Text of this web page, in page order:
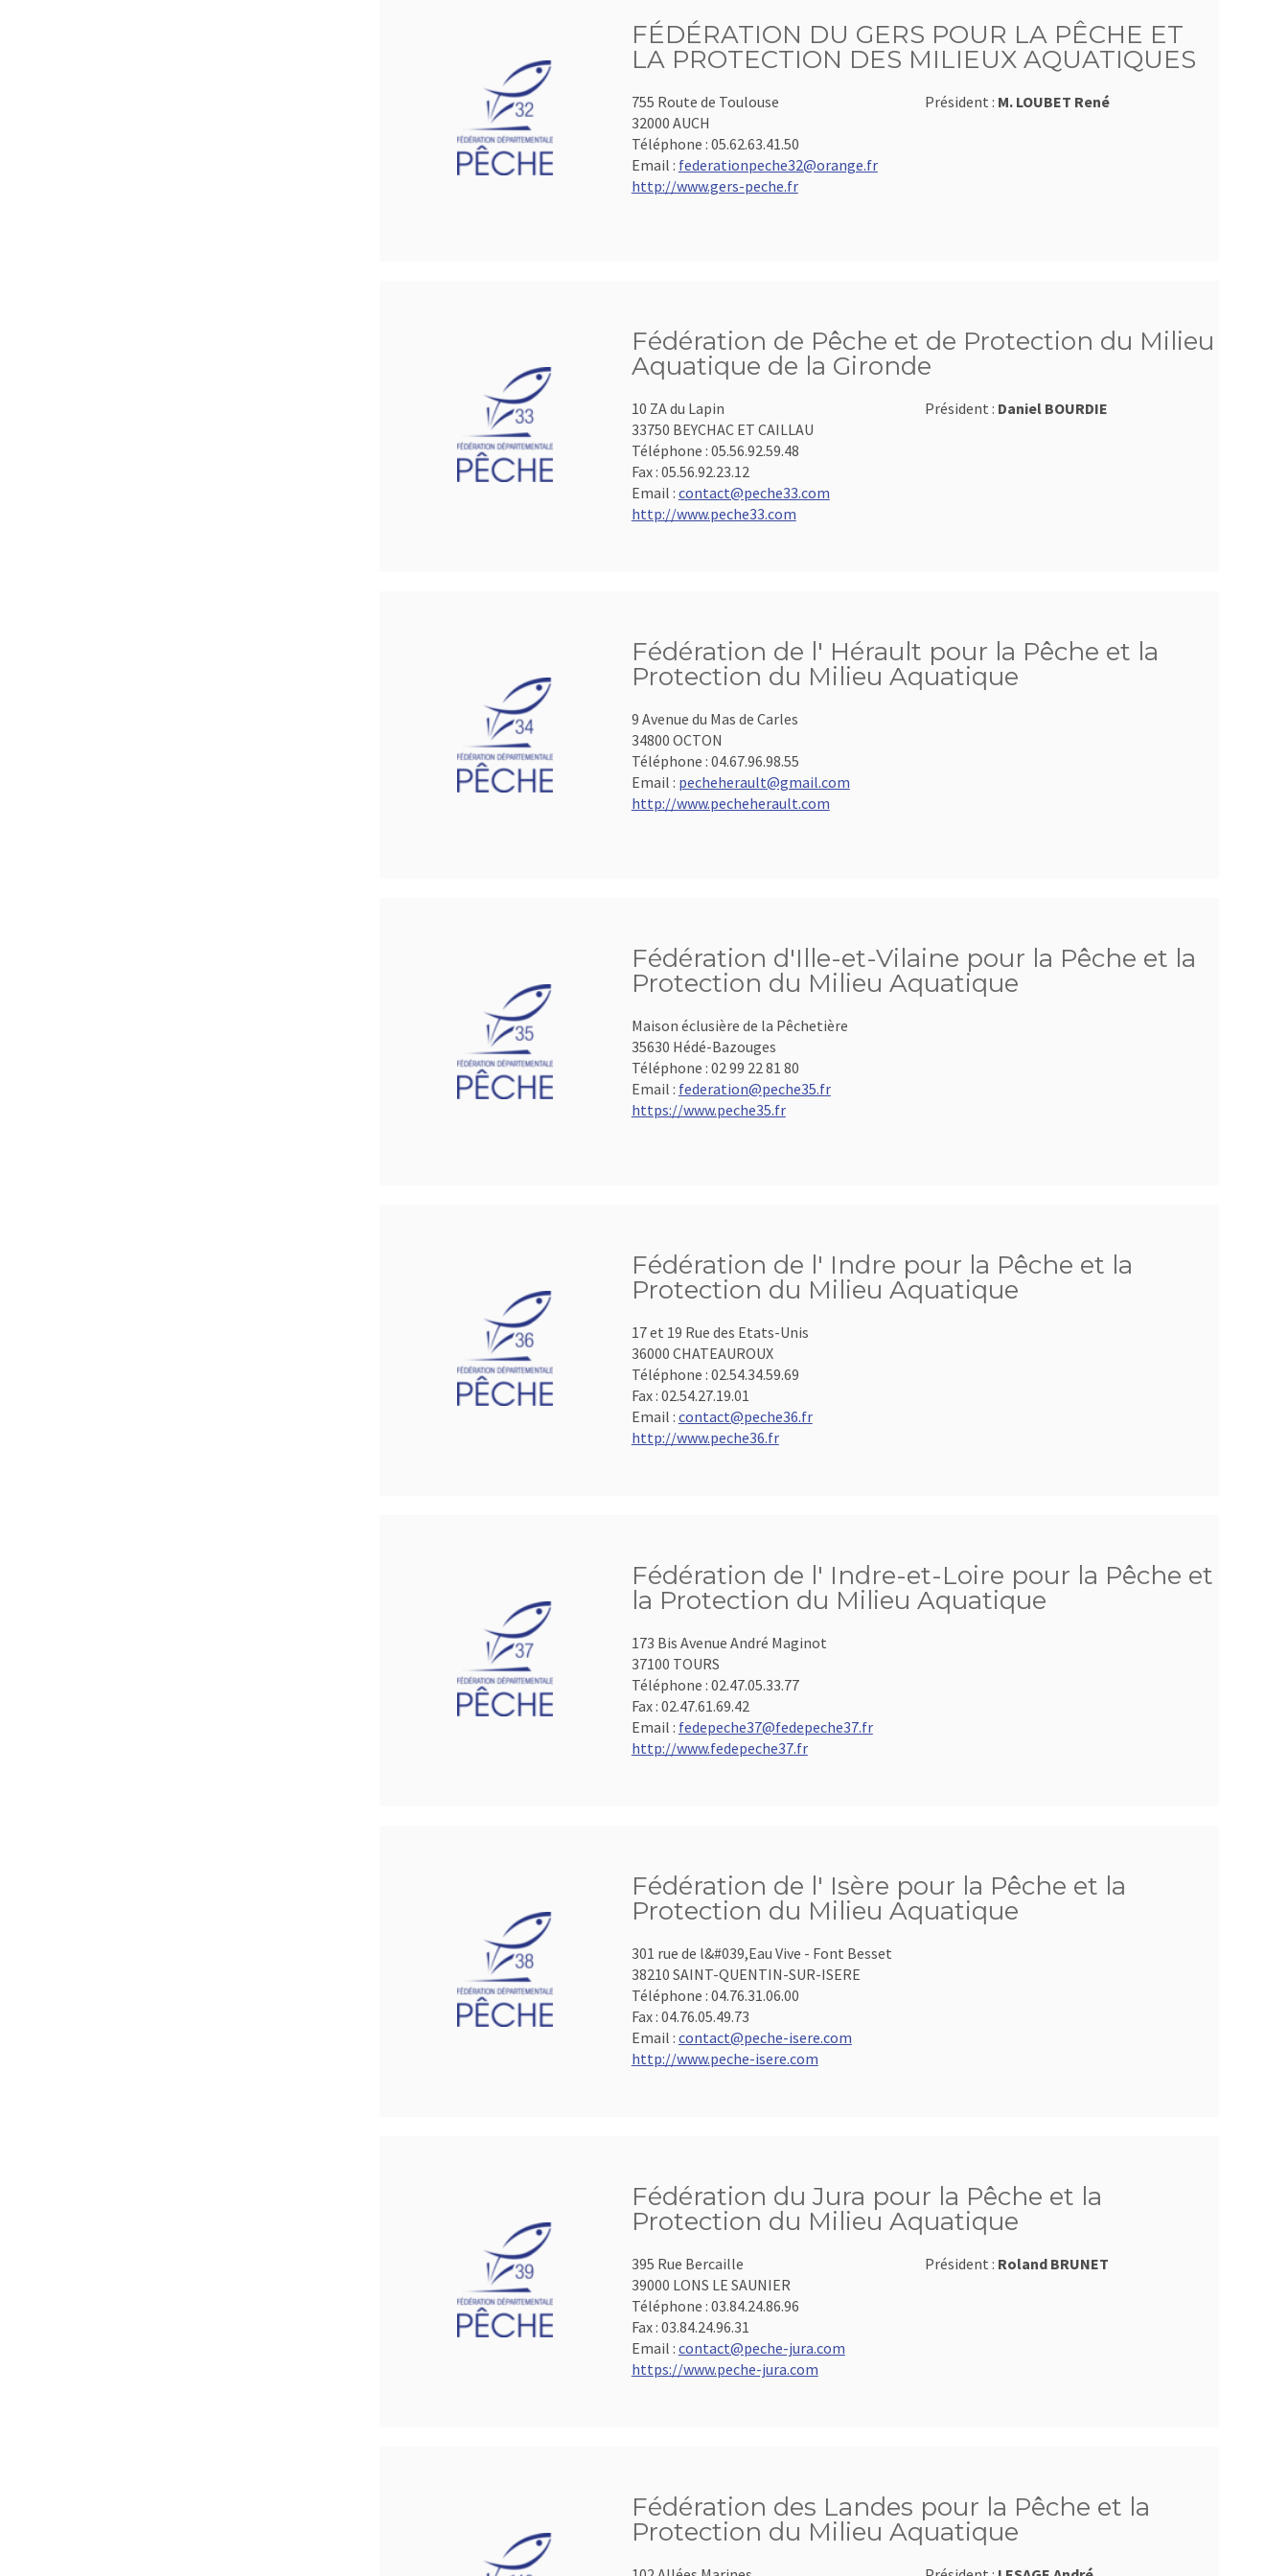
FÉDÉRATION DU GERS POUR LA PÊCHE ET
LA PROTECTION DES MILIEUX AQUATIQUES
755 Route de Toulouse
32000 AUCH
Téléphone : 05.62.63.41.50
Email : federationpeche32@orange.fr
http://www.gers-peche.fr
Président : M. LOUBET René
Fédération de Pêche et de Protection du Milieu
Aquatique de la Gironde
10 ZA du Lapin
33750 BEYCHAC ET CAILLAU
Téléphone : 05.56.92.59.48
Fax : 05.56.92.23.12
Email : contact@peche33.com
http://www.peche33.com
Président : Daniel BOURDIE
Fédération de l' Hérault pour la Pêche et la
Protection du Milieu Aquatique
9 Avenue du Mas de Carles
34800 OCTON
Téléphone : 04.67.96.98.55
Email : pecheherault@gmail.com
http://www.pecheherault.com
Fédération d'Ille-et-Vilaine pour la Pêche et la
Protection du Milieu Aquatique
Maison éclusière de la Pêchetière
35630 Hédé-Bazouges
Téléphone : 02 99 22 81 80
Email : federation@peche35.fr
https://www.peche35.fr
Fédération de l' Indre pour la Pêche et la
Protection du Milieu Aquatique
17 et 19 Rue des Etats-Unis
36000 CHATEAUROUX
Téléphone : 02.54.34.59.69
Fax : 02.54.27.19.01
Email : contact@peche36.fr
http://www.peche36.fr
Fédération de l' Indre-et-Loire pour la Pêche et
la Protection du Milieu Aquatique
173 Bis Avenue André Maginot
37100 TOURS
Téléphone : 02.47.05.33.77
Fax : 02.47.61.69.42
Email : fedepeche37@fedepeche37.fr
http://www.fedepeche37.fr
Fédération de l' Isère pour la Pêche et la
Protection du Milieu Aquatique
301 rue de l&#039,Eau Vive - Font Besset
38210 SAINT-QUENTIN-SUR-ISERE
Téléphone : 04.76.31.06.00
Fax : 04.76.05.49.73
Email : contact@peche-isere.com
http://www.peche-isere.com
Fédération du Jura pour la Pêche et la
Protection du Milieu Aquatique
395 Rue Bercaille
39000 LONS LE SAUNIER
Téléphone : 03.84.24.86.96
Fax : 03.84.24.96.31
Email : contact@peche-jura.com
https://www.peche-jura.com
Président : Roland BRUNET
Fédération des Landes pour la Pêche et la
Protection du Milieu Aquatique